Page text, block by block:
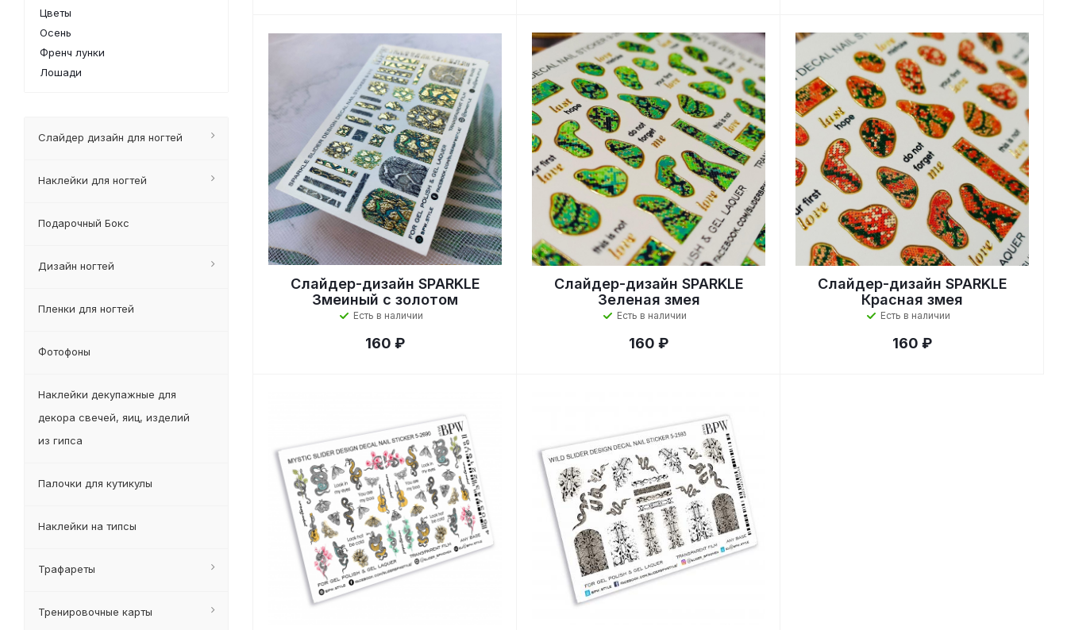
Слайдер-дизайн SPARKLE
Змеиный с золотом
Есть в наличии
160 ₽
Слайдер-дизайн SPARKLE
Зеленая змея
Есть в наличии
160 ₽
Слайдер-дизайн SPARKLE
Красная змея
Есть в наличии
160 ₽
Цветы
Осень
Френч лунки
Лошади
Слайдер дизайн для ногтей
Наклейки для ногтей
Подарочный Бокс
Дизайн ногтей
Пленки для ногтей
Фотофоны
Наклейки декупажные для
декора свечей, яиц, изделий
из гипса
Палочки для кутикулы
Наклейки на типсы
Трафареты
Тренировочные карты